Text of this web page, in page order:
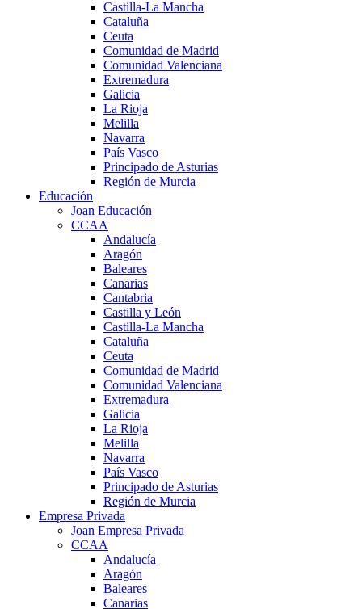
Castilla-La Mancha
Cataluña
Ceuta
Comunidad de Madrid
Comunidad Valenciana
Extremadura
Galicia
La Rioja
Melilla
Navarra
País Vasco
Principado de Asturias
Región de Murcia
Educación
Joan Educación
CCAA
Andalucía
Aragón
Baleares
Canarias
Cantabria
Castilla y León
Castilla-La Mancha
Cataluña
Ceuta
Comunidad de Madrid
Comunidad Valenciana
Extremadura
Galicia
La Rioja
Melilla
Navarra
País Vasco
Principado de Asturias
Región de Murcia
Empresa Privada
Joan Empresa Privada
CCAA
Andalucía
Aragón
Baleares
Canarias